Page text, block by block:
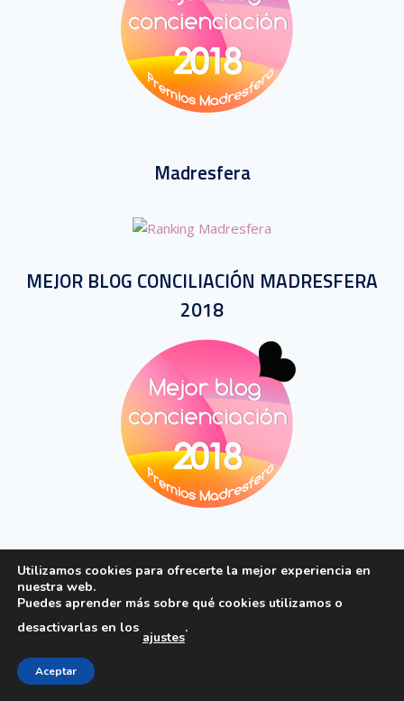
Madresfera
MEJOR BLOG CONCILIACIÓN MADRESFERA
2018
MEJOR BLOG INFERTILIDAD MADRESFERA
2020
Utilizamos cookies para ofrecerte la mejor experiencia en
nuestra web.
Puedes aprender más sobre qué cookies utilizamos o
desactivarlas en los
ajustes
.
Aceptar